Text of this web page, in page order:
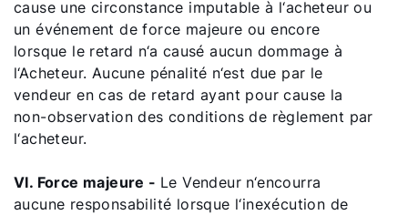
cause une circonstance imputable à l‘acheteur ou
un événement de force majeure ou encore
lorsque le retard n‘a causé aucun dommage à
l‘Acheteur. Aucune pénalité n‘est due par le
vendeur en cas de retard ayant pour cause la
non-observation des conditions de règlement par
l‘acheteur.
VI. Force majeure - Le Vendeur n‘encourra
aucune responsabilité lorsque l‘inexécution de